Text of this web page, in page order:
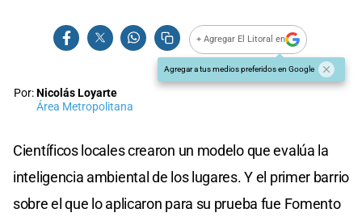
+ Agregar El Litoral en
Agregar a tus medios preferidos en Google
Por:Nicolás Loyarte
Área Metropolitana
Científicos locales crearon un modelo que evalúa la
inteligencia ambiental de los lugares. Y el primer barrio
sobre el que lo aplicaron para su prueba fue Fomento